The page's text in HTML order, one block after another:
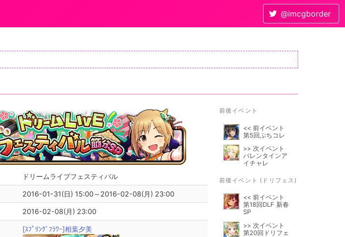
@imcgborder
ドリームライブフェスティバル
2016-01-31(日) 15:00～2016-02-08(月) 23:00
2016-02-08(月) 23:00
[ｽﾌﾟﾘﾝｸﾞﾌﾗﾜｰ]相葉夕美
前後イベント
<< 前イベント
第5回ぷちコレ
>> 次イベント
バレンタインア
イチャレ
前後イベント (ドリフェス)
<< 前イベント
第18回DLF 新春
SP
>> 次イベント
第20回ドリフェ